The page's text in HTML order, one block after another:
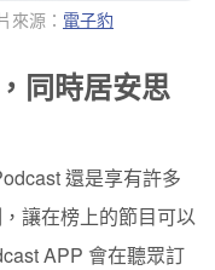
來源： 電子豹
同時居安思
還是享有許多
讓在榜上的節目可以
APP 會在聽眾訂